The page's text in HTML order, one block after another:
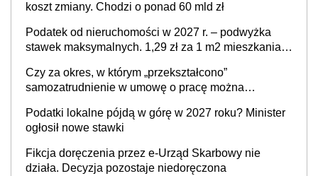
koszt zmiany. Chodzi o ponad 60 mld zł
Podatek od nieruchomości w 2027 r. – podwyżka
stawek maksymalnych. 1,29 zł za 1 m2 mieszkania,
prowadzeniem działalności gospodarczej
Czy za okres, w którym „przekształcono”
samozatrudnienie w umowę o pracę można
cywilnoprawnej jedynym racjonalnym wyjściem
Podatki lokalne pójdą w górę w 2027 roku? Minister
ogłosił nowe stawki
Fikcja doręczenia przez e-Urząd Skarbowy nie
działa. Decyzja pozostaje niedoręczona